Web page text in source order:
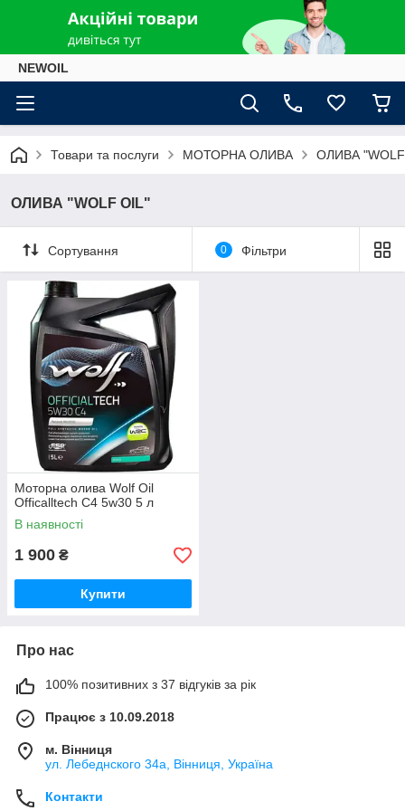
NEWOIL
Товари та послуги МОТОРНА ОЛИВА ОЛИВА
ОЛИВА "WOLF OIL"
Сортування 0 Фільтри
Моторна олива Wolf Oil
Officalltech C4 5w30 5 л
В наявності
1 900 ₴
Купити
Про нас
100% позитивних з 37 відгуків за рік
Працює з 10.09.2018
м. Вінниця
ул. Лебеднского 34а, Вінниця, Україна
Контакти